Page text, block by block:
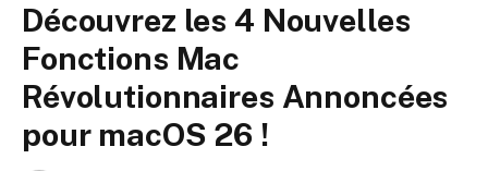
Découvrez les 4 Nouvelles
Fonctions Mac
Révolutionnaires Annoncées
pour macOS 26 !